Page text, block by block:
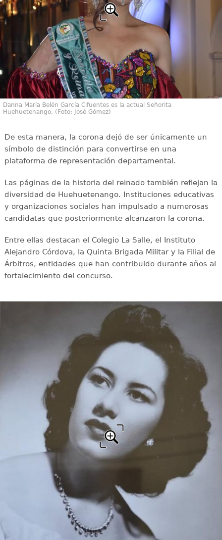
Danna María Belén García Cifuentes es la actual Señorita
Huehuetenango. (Foto: José Gómez)
De esta manera, la corona dejó de ser únicamente un
símbolo de distinción para convertirse en una
plataforma de representación departamental.
Las páginas de la historia del reinado también reflejan la
diversidad de Huehuetenango. Instituciones educativas
y organizaciones sociales han impulsado a numerosas
candidatas que posteriormente alcanzaron la corona.
Entre ellas destacan el Colegio La Salle, el Instituto
Alejandro Córdova, la Quinta Brigada Militar y la Filial de
Árbitros, entidades que han contribuido durante años al
fortalecimiento del concurso.